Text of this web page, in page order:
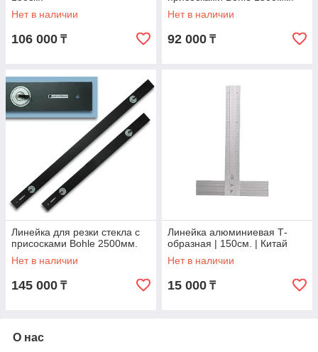
Нет в наличии
106 000 ₸
Нет в наличии
92 000 ₸
Линейка для резки стекла с
присосками Bohle 2500мм.
Нет в наличии
145 000 ₸
Линейка алюминиевая Т-
образная | 150см. | Китай
Нет в наличии
15 000 ₸
О нас